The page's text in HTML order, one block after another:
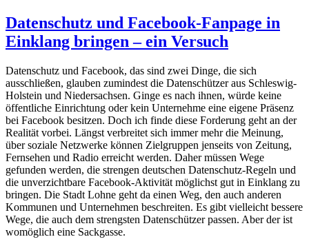
Datenschutz und Facebook-Fanpage in
Einklang bringen – ein Versuch
Datenschutz und Facebook, das sind zwei Dinge, die sich
ausschließen, glauben zumindest die Datenschützer aus Schleswig-
Holstein und Niedersachsen. Ginge es nach ihnen, würde keine
öffentliche Einrichtung oder kein Unternehme eine eigene Präsenz
bei Facebook besitzen. Doch ich finde diese Forderung geht an der
Realität vorbei. Längst verbreitet sich immer mehr die Meinung,
über soziale Netzwerke können Zielgruppen jenseits von Zeitung,
Fernsehen und Radio erreicht werden. Daher müssen Wege
gefunden werden, die strengen deutschen Datenschutz-Regeln und
die unverzichtbare Facebook-Aktivität möglichst gut in Einklang zu
bringen. Die Stadt Lohne geht da einen Weg, den auch anderen
Kommunen und Unternehmen beschreiten. Es gibt vielleicht bessere
Wege, die auch dem strengsten Datenschützer passen. Aber der ist
womöglich eine Sackgasse.